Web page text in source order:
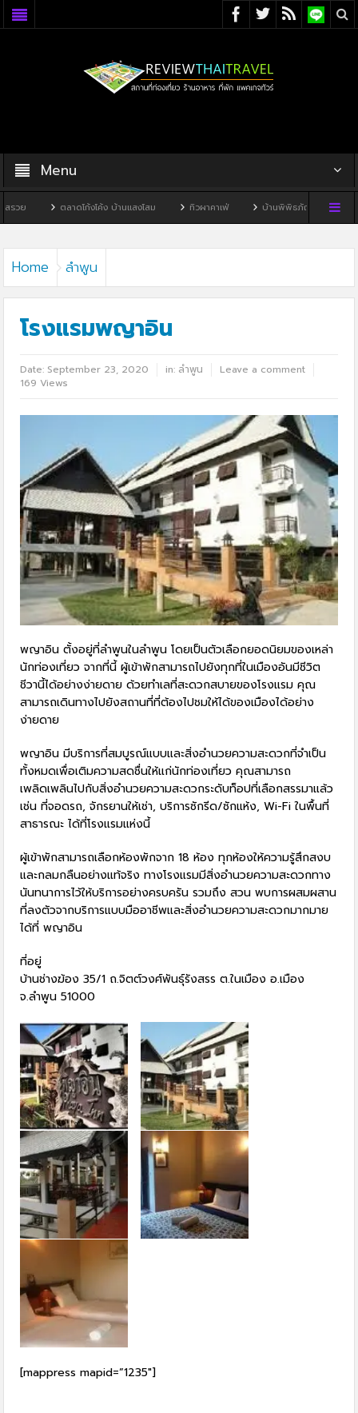
Menu
ตลาดโก้งโค้ง บ้านแสงโสม ทิวผาคาเฟ่ บ้านพิพิธภัณฑ์ไทดำ บ้านหนอง
Home ลำพูน
โรงแรมพญาอิน
Date: September 23, 2020 in: ลำพูน
Leave a comment
169 Views
พญาอิน ตั้งอยู่ที่ลำพูนในลำพูน โดยเป็นตัวเลือกยอดนิยมของเหล่า
นักท่องเที่ยว จากที่นี้ ผู้เข้าพักสามารถไปยังทุกที่ในเมืองอันมีชีวิต
ชีวานี้ได้อย่างง่ายดาย ด้วยทำเลที่สะดวกสบายของโรงแรม คุณ
สามารถเดินทางไปยังสถานที่ที่ต้องไปชมให้ได้ของเมืองได้อย่าง
ง่ายดาย
พญาอิน มีบริการที่สมบูรณ์แบบและสิ่งอำนวยความสะดวกที่จำเป็น
ทั้งหมดเพื่อเติมความสดชื่นให้แก่นักท่องเที่ยว คุณสามารถ
เพลิดเพลินไปกับสิ่งอำนวยความสะดวกระดับท็อปที่เลือกสรรมาแล้ว
เช่น ที่จอดรถ, จักรยานให้เช่า, บริการซักรีด/ซักแห้ง, Wi-Fi ในพื้นที่
สาธารณะ ได้ที่โรงแรมแห่งนี้
ผู้เข้าพักสามารถเลือกห้องพักจาก 18 ห้อง ทุกห้องให้ความรู้สึกสงบ
และกลมกลืนอย่างแท้จริง ทางโรงแรมมีสิ่งอำนวยความสะดวกทาง
นันทนาการไว้ให้บริการอย่างครบครัน รวมถึง สวน พบการผสมผสาน
ที่ลงตัวจากบริการแบบมืออาชีพและสิ่งอำนวยความสะดวกมากมาย
ได้ที่ พญาอิน
ที่อยู่
บ้านช่างฆ้อง 35/1 ถ.จิตต์วงศ์พันธุ์รังสรร ต.ในเมือง อ.เมือง
จ.ลำพูน 51000
[mappress mapid=”1235″]